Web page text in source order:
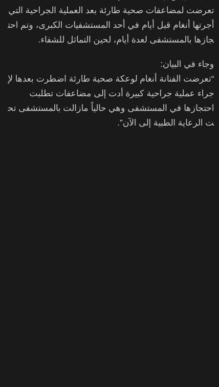
تعرضت لمضاعفات صحية طارئة بعد العملية الجراحية التي
أجرتها أنغام قبل أيام في أحد المستشفيات الكبرى، وتم احت
جازها بالمستشفى لعدة أيام، لحين التماثل للشفاء.
وجاء في البيان:
“تعرضت الفنانة أنغام لوعكة صحية طارئة اضطرت بعدها لإ
جراء عملية جراحية كبيرة أدت إلى مضاعفات تطلبت
احتجازها في المستشفى وهي حالياً مازالت بالمستشفى تح
ت الرعاية الطبية إلى الآن”.